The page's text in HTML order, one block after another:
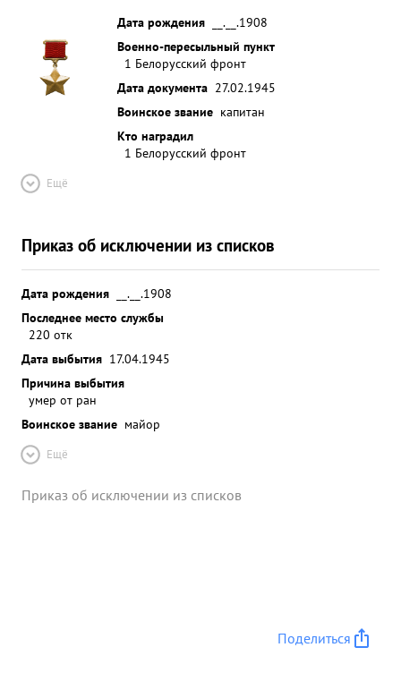
Дата рождения
__.__.1908
Военно-пересыльный пункт
1 Белорусский фронт
Дата документа 27.02.1945
Воинское звание капитан
Кто наградил
1 Белорусский фронт
Ещё
Приказ об исключении из списков
Дата рождения
__.__.1908
Последнее место службы
220 отк
Дата выбытия 17.04.1945
Причина выбытия
умер от ран
Воинское звание майор
Ещё
Приказ об исключении из списков
Поделиться